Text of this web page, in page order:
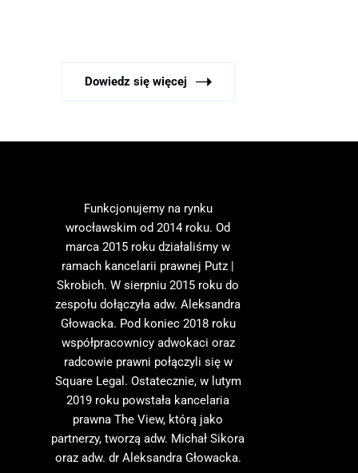
Dowiedz się więcej
Funkcjonujemy na rynku
wrocławskim od 2014 roku. Od
marca 2015 roku działaliśmy w
ramach kancelarii prawnej Putz |
Skrobich. W sierpniu 2015 roku do
zespołu dołączyła adw. Aleksandra
Głowacka. Pod koniec 2018 roku
współpracownicy adwokaci oraz
radcowie prawni połączyli się w
Square Legal. Ostatecznie, w lutym
2019 roku powstała kancelaria
prawna The View, którą jako
partnerzy, tworzą adw. Michał Sikora
oraz adw. dr Aleksandra Głowacka.